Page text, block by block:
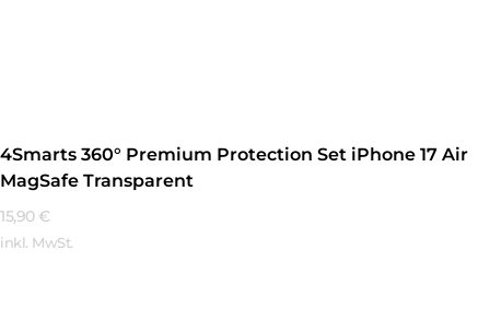
4Smarts 360° Premium Protection Set iPhone 17 Air
MagSafe Transparent
15,90 €
inkl. MwSt.